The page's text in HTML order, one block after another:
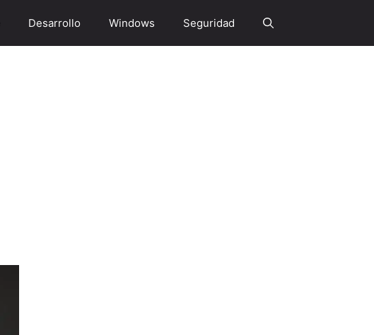
Desarrollo Windows Seguridad